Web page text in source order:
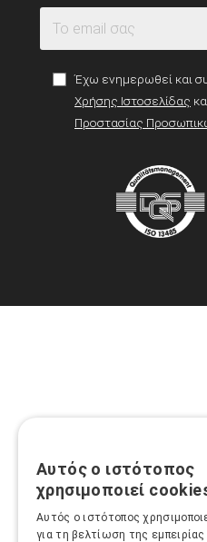
Έχω ενημερωθεί και
Χρήσης Ιστοσελίδας
Προστασίας
Αυτός ο ιστότοπος
χρησιμοποιεί
Αυτός ο ιστότοπος
για τη βελτίωση της